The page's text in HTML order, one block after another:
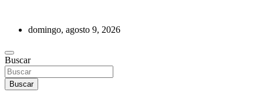
contenidodomingo, agosto 9, 2026
REVISTA DE PRENSA
Buscar
Buscar